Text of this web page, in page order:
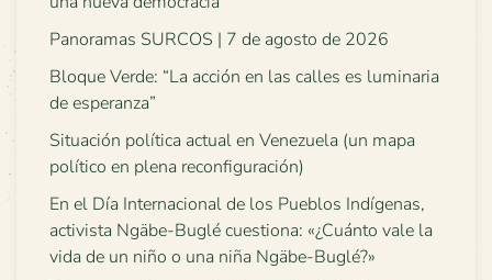
Panoramas SURCOS | 7 de agosto de 2026
Bloque Verde: “La acción en las calles es luminaria
de esperanza”
Situación política actual en Venezuela (un mapa
político en plena reconfiguración)
En el Día Internacional de los Pueblos Indígenas,
activista Ngäbe-Buglé cuestiona: «¿Cuánto vale la
vida de un niño o una niña Ngäbe-Buglé?»